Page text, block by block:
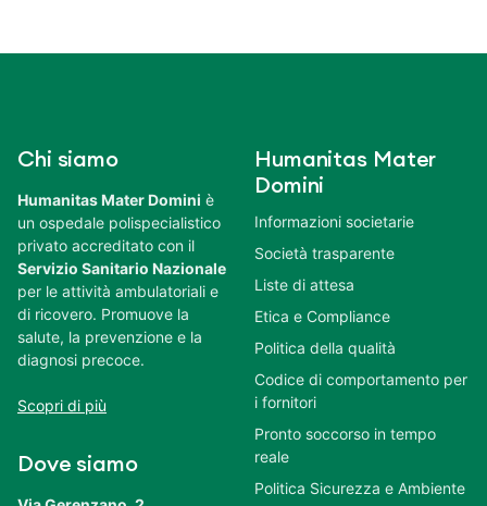
Chi siamo
Humanitas Mater Domini è
un ospedale polispecialistico
privato accreditato con il
Servizio Sanitario Nazionale
per le attività ambulatoriali e
di ricovero. Promuove la
salute, la prevenzione e la
diagnosi precoce.
Scopri di più
Dove siamo
Humanitas Mater
Domini
Informazioni societarie
Società trasparente
Liste di attesa
Etica e Compliance
Politica della qualità
Codice di comportamento per
i fornitori
Pronto soccorso in tempo
reale
Politica Sicurezza e Ambiente